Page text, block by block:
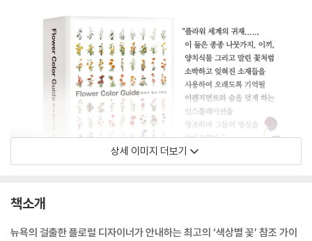
상세 이미지 더보기
책소개
뉴욕의 걸출한 플로럴 디자이너가 안내하는 최고의 ‘색상별 꽃’ 참조 가이